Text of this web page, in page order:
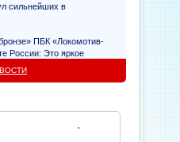
сильнейших в
ПБК «Локомотив-
России: Это яркое